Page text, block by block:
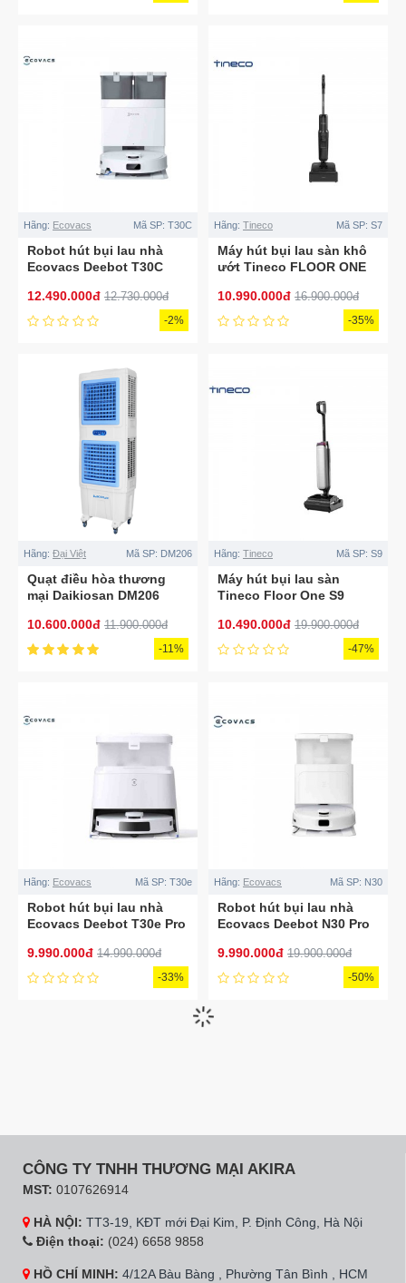
Hãng: Ecovacs Mã SP: T30C
Robot hút bụi lau nhà
Ecovacs Deebot T30C
12.490.000đ 12.730.000đ
-2%
Hãng: Tineco Mã SP: S7
Máy hút bụi lau sàn khô
ướt Tineco FLOOR ONE
10.990.000đ 16.900.000đ
-35%
Hãng: Đại Việt Mã SP: DM206
Quạt điều hòa thương
mại Daikiosan DM206
10.600.000đ 11.900.000đ
-11%
Hãng: Tineco Mã SP: S9
Máy hút bụi lau sàn
Tineco Floor One S9
10.490.000đ 19.900.000đ
-47%
Hãng: Ecovacs Mã SP: T30e
Robot hút bụi lau nhà
Ecovacs Deebot T30e Pro
9.990.000đ 14.990.000đ
-33%
Hãng: Ecovacs Mã SP: N30
Robot hút bụi lau nhà
Ecovacs Deebot N30 Pro
9.990.000đ 19.900.000đ
-50%
CÔNG TY TNHH THƯƠNG MẠI AKIRA
MST: 0107626914
HÀ NỘI: TT3-19, KĐT mới Đại Kim, P. Định Công, Hà Nội
Điện thoại: (024) 6658 9858
HỒ CHÍ MINH: 4/12A Bàu Bàng , Phường Tân Bình , HCM